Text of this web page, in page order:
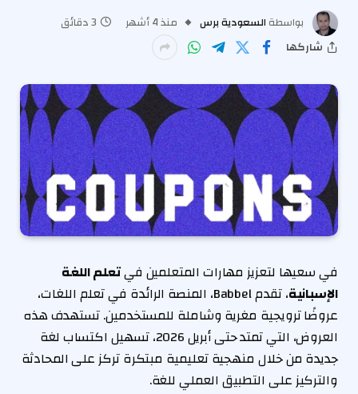
بواسطة السعودية برس منذ 4 أشهر
3 دقائق
شاركها
في سعيها لتعزيز مهارات المتعلمين فيتعلم اللغة
الإسبانية
، تقدم Babbel، المنصة الرائدة في تعلم اللغات،
عروضًا ترويجية مغرية وشاملة للمستخدمين. تستهدف هذه
العروض، التي تمتد حتى أبريل 2026، تسهيل اكتساب لغة
جديدة من خلال منهجية تعليمية مبتكرة تركز على المحادثة
والتركيز على التطبيق العملي للغة.